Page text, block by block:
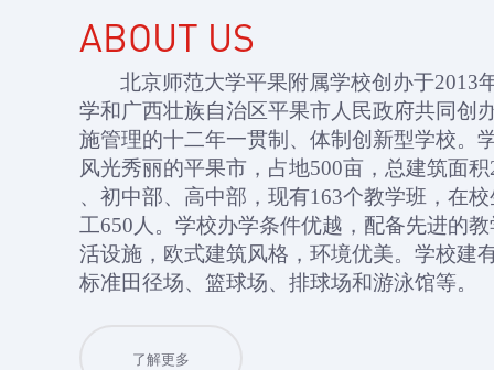
ABOUT US
北京师范大学平果附属学校创办于2013
学和广西壮族自治区平果市人民政府共同创
施管理的十二年一贯制、体制创新型学校。
风光秀丽的平果市，占地500亩，总建筑面积
、初中部、高中部，现有163个教学班，在校
工650人。学校办学条件优越，配备先进的
活设施，欧式建筑风格，环境优美。学校建
标准田径场、篮球场、排球场和游泳馆等。
了解更多